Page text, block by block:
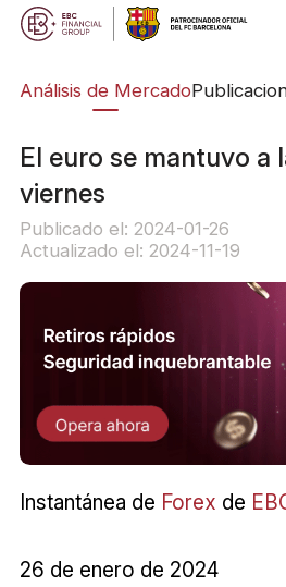
Análisis de Mercado
El euro se mantuvo a
viernes
Publicado el: 2024-01-26
Actualizado el: 2024-11-19
Instantánea de Forex de
26 de enero de 2024